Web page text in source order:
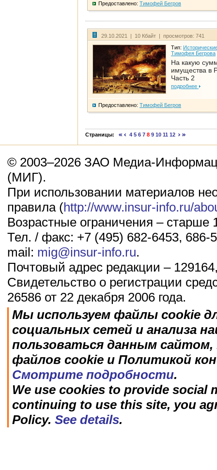
Предоставлено: Тимофей Бегров
29.10.2021 | 10 Кбайт | просмотров: 741
Тип:
Тимофея Бегрова
На какую
имущества в
Часть 2
подробнее
Предоставлено: Тимофей Бегров
Страницы: 4 5 6 7 8 9 10 11 12
© 2003–2026 ЗАО Медиа-
(МИГ).
При использовании материалов
правила (http://www.insur-info.ru/
Возрастные ограничения – старше
Тел. / факс: +7 (495) 682-6453, 686-
mail: mig@insur-info.ru.
Почтовый адрес редакции –
Свидетельство о регистрации
26586 от 22 декабря 2006 года.
Мы используем файлы cookie
социальных сетей и анализа
пользоваться данным
файлов cookie и Политикой
Смотрите подробности.
We use cookies to provide social
continuing to use this site, you
Policy. See details.